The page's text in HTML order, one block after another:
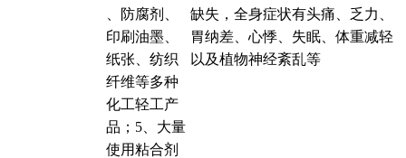
、防腐剂、
印刷油墨、
纸张、纺织
纤维等多种
化工轻工产
品；5、大量
使用粘合剂
缺失，全身症状有头痛、乏力、
胃纳差、心悸、失眠、体重减轻
以及植物神经紊乱等